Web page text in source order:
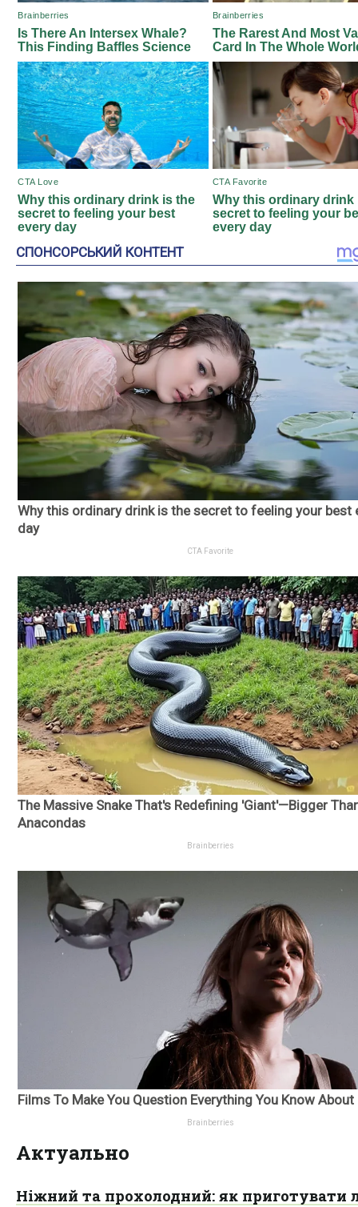
Актуально
Ніжний та прохолодний: як приготувати